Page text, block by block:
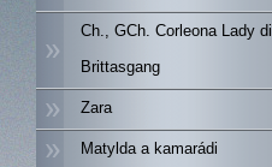
Ch., GCh. Corleona Lady di
Brittasgang
Zara
Matylda a kamarádi